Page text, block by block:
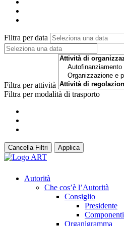
Filtra per data
Filtra per attività
Filtra per modalità di trasporto
Cancella Filtri Applica
Autorità
Che cos’è l’Autorità
Consiglio
Presidente
Componenti
Organigramma